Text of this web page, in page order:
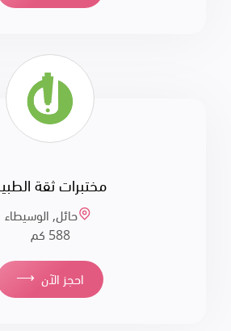
مختبرات ثقة الطبية
حائل, الوسيطاء
588 كم
⟶ احجز الآن